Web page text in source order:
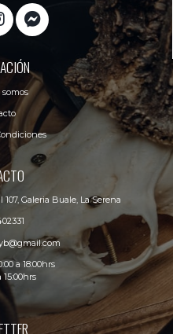
Galeria Buale, La Serena
a 18:00hrs
15:00hrs